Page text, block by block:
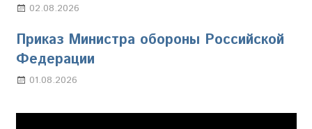
02.08.2026
Приказ Министра обороны Российской
Федерации
01.08.2026